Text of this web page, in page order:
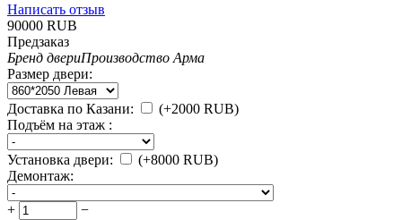
Написать отзыв
‍90000‍ RUB
Предзаказ
Бренд двериПроизводство Арма
Размер двери:
Доставка по Казани: (+2000 RUB)
Подъём на этаж :
Установка двери: (+8000 RUB)
Демонтаж:
+ −